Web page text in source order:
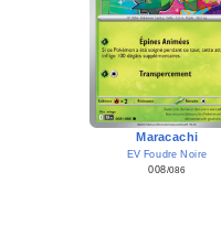
Maracachi
EV Foudre Noire
008/086